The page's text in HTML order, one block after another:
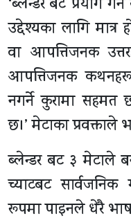
‘ब्लेन्डर बट प्रयोग
उद्देश्यका लागि
वा आपत्तिजनक
आपत्तिजनक कथनहरू
नगर्ने कुरामा
छ।’ मेटाका प्रवक्ताले
ब्लेन्डर बट ३ मेटाले
च्याटबट
रूपमा पाइनले धेरै